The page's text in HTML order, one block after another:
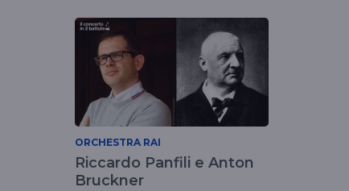
ORCHESTRA RAI
Riccardo Panfili e Anton
Bruckner